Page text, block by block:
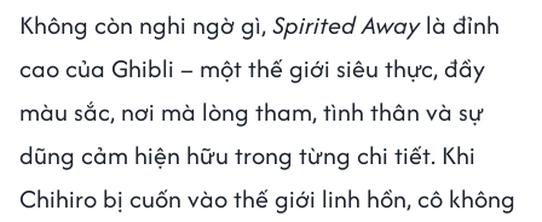
Không còn nghi ngờ gì,Spirited Awaylà đỉnh
cao của Ghibli – một thế giới siêu thực, đầy
màu sắc, nơi mà lòng tham, tình thân và sự
dũng cảm hiện hữu trong từng chi tiết. Khi
Chihiro bị cuốn vào thế giới linh hồn, cô không